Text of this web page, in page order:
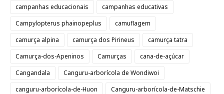
campanhas educacionais
campanhas educativas
Campylopterus phainopeplus
camuflagem
camurça alpina
camurça dos Pirineus
camurça tatra
Camurça-dos-Apeninos
Camurças
cana-de-açúcar
Cangandala
Canguru-arborícola de Wondiwoi
canguru-arborícola-de-Huon
Canguru-arborícola-de-Matschie